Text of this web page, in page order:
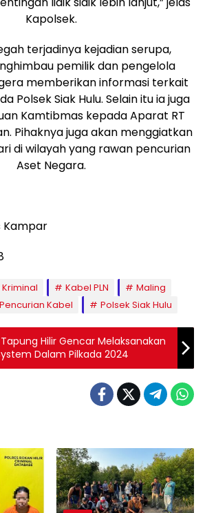
Kapolsek.
terjadinya kejadian serupa,
pemilik dan pengelola
memberikan informasi terkait
Polsek Siak Hulu. Selain itu ia juga
Kamtibmas kepada Aparat RT
Pihaknya juga akan menggiatkan
di wilayah yang rawan pencurian
Aset Negara.
Kampar
Kabel PLN
Maling
Pencurian Kabel Polsek Siak Hulu
Hilir Gencar Melaksanakan
Dalam Pilkada 2024